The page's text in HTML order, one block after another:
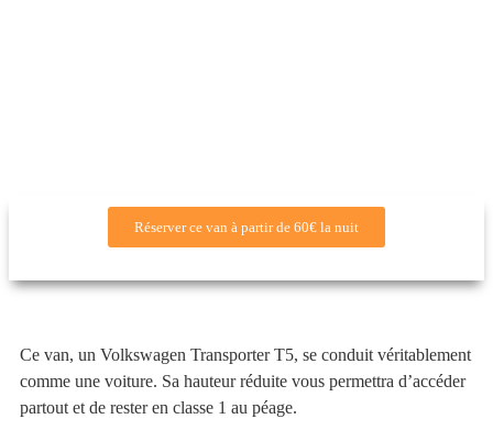
Réserver ce van à partir de 60€ la nuit
Ce van, un Volkswagen Transporter T5, se conduit véritablement
comme une voiture. Sa hauteur réduite vous permettra d’accéder
partout et de rester en classe 1 au péage.